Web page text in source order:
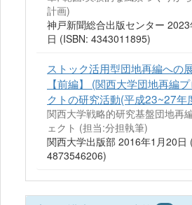
計画)
神戸新聞総合出版センター 2023
日 (ISBN: 4343011895)
ストック活用型団地再編への
【前編】 (関西大学団地再編
クトの研究活動(平成23~27年
関西大学戦略的研究基盤団地再
ェクト (担当:分担執筆)
関西大学出版部 2016年1月20日
4873546206)